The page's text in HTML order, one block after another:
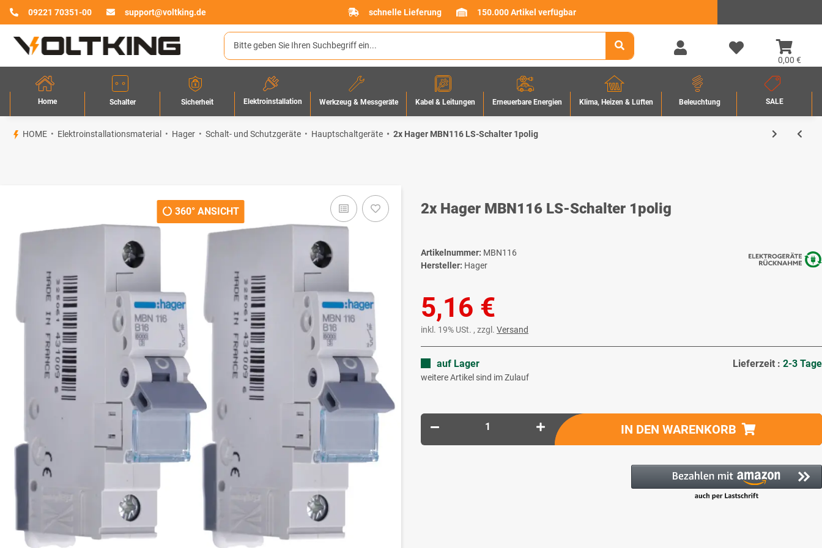
09221 70351-00 support@voltking.de schnelle Lieferung 150.000 Artikel verfügbar
0,00 €
Home Schalter Sicherheit Elektroinstallation Werkzeug & Messgeräte Kabel & Leitungen Erneuerbare Energien Klima, Heizen & Lüften Beleuchtung SALE
HOME Elektroinstallationsmaterial Hager Schalt- und Schutzgeräte Hauptschaltgeräte 2x Hager MBN116 LS-Schalter 1polig
360° ANSICHT 2x Hager MBN116 LS-Schalter 1polig
Artikelnummer: MBN116
Hersteller: Hager
5,16 €
inkl. 19% USt. , zzgl. Versand
auf Lager Lieferzeit : 2-3 Tage
weitere Artikel sind im Zulauf
IN DEN WARENKORB